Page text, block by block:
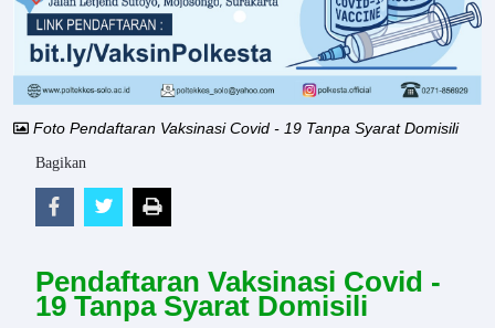
Foto Pendaftaran Vaksinasi Covid - 19 Tanpa Syarat Domisili
Bagikan
Pendaftaran Vaksinasi Covid -
19 Tanpa Syarat Domisili